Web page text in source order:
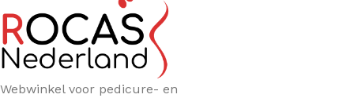
Webwinkel voor pedicure- en